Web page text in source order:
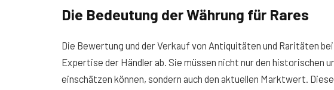
Die Bedeutung der Währung für Rares
Die Bewertung und der Verkauf von Antiquitäten und Raritäten
Expertise der Händler ab. Sie müssen nicht nur den historischen
einschätzen können, sondern auch den aktuellen Marktwert.